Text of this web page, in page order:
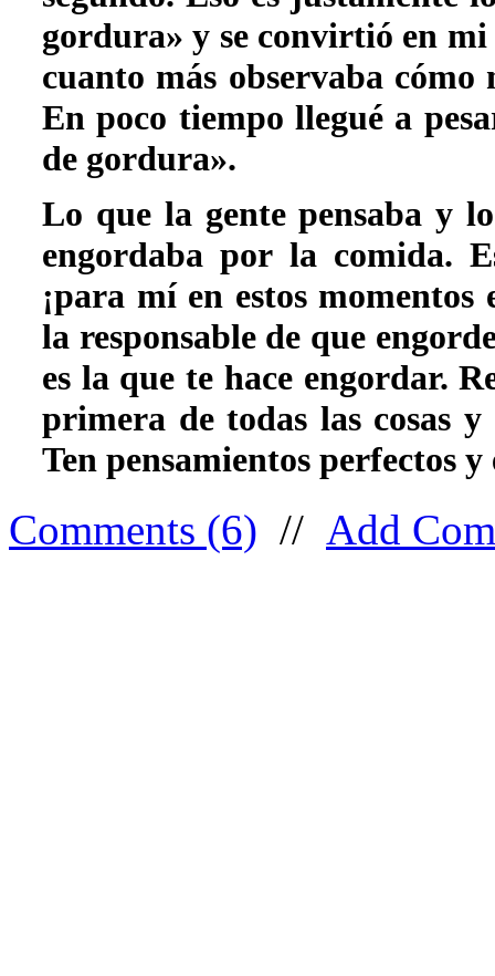
gordura» y se convirtió en
cuanto más observaba cómo
En poco tiempo llegué a
de gordura».
Lo que la gente pensaba y
engordaba por la comida.
¡para mí en estos
la responsable de que
es la que te hace engordar.
primera de todas las cosas y
Ten pensamientos perfectos
Comments (6) // Add